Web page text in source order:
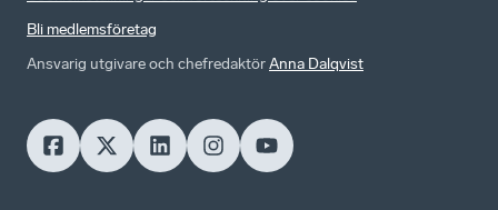
Bli medlemsföretag
Ansvarig utgivare och chefredaktörAnna Dalqvist